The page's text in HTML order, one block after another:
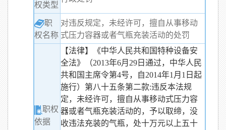
权类型
职
权名称
对违反规定，未经许可，擅自从事移动
式压力容器或者气瓶充装活动的处罚
职权
依据
【法律】《中华人民共和国特种设备安
全法》（2013年6月29日通过，中华人民
共和国主席令第4号，自2014年1月1日起
施行）第八十五条第二款:违反本法规
定，未经许可，擅自从事移动式压力容
器或者气瓶充装活动的，予以取缔，没
收违法充装的气瓶，处十万元以上五十